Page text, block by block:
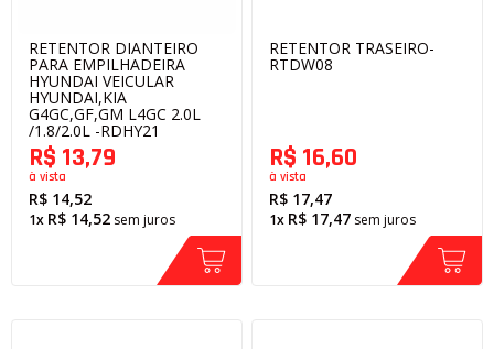
RETENTOR DIANTEIRO
PARA EMPILHADEIRA
HYUNDAI VEICULAR
HYUNDAI,KIA
G4GC,GF,GM L4GC 2.0L
/1.8/2.0L -RDHY21
R$ 14,52
R$ 13,79
à vista
1x R$ 14,52 sem juros
RETENTOR TRASEIRO-
RTDW08
R$ 17,47
R$ 16,60
à vista
1x R$ 17,47 sem juros